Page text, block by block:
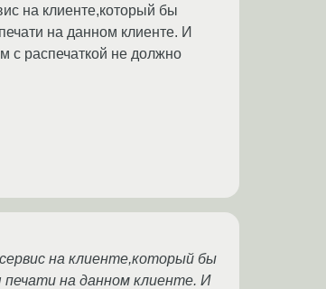
на клиенте,который бы
на данном клиенте. И
с распечаткой не должно
на клиенте,который бы
печати на данном клиенте. И